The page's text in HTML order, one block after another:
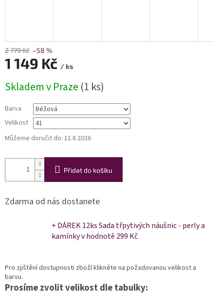
2 779 Kč –58 %
1 149 Kč / ks
cena:
Skladem v Praze (1 ks)
Barva
Velikost
Můžeme doručit do: 11.8.2026
Přidat do košíku
Zdarma od nás dostanete
+ DÁREK 12ks Sada třpytivých náušnic - perly a
kamínkyv hodnotě 299 Kč
Pro zjištění dostupnosti zboží klikněte na požadovanou velikost a
barvu.
Prosíme zvolit velikost dle tabulky: